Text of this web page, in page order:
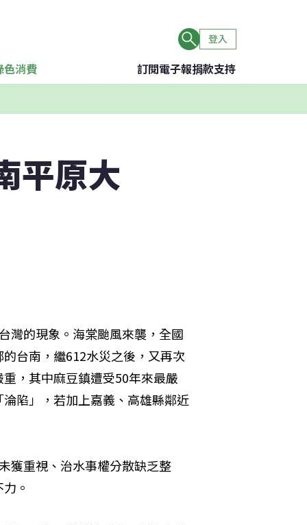
登入
色消費 訂閱電子報捐款支持
平原大
灣的現象。海棠颱風來襲，全國
台南，繼612水災之後，又再次
，其中麻豆鎮遭受50年來最嚴
陷」，若加上嘉義、高雄縣鄰近
獲重視、治水事權分散缺乏整
。